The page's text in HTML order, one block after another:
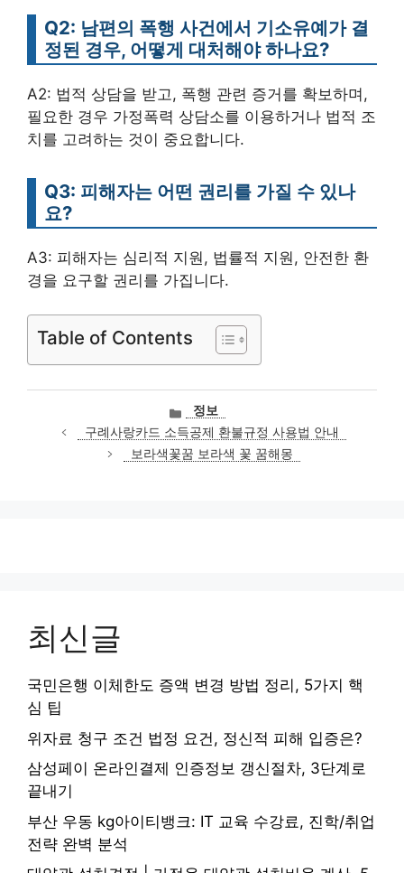
Q2: 남편의 폭행 사건에서 기소유예가 결
정된 경우, 어떻게 대처해야 하나요?
A2: 법적 상담을 받고, 폭행 관련 증거를 확보하며,
필요한 경우 가정폭력 상담소를 이용하거나 법적 조
치를 고려하는 것이 중요합니다.
Q3: 피해자는 어떤 권리를 가질 수 있나
요?
A3: 피해자는 심리적 지원, 법률적 지원, 안전한 환
경을 요구할 권리를 가집니다.
Table of Contents
카
테
고
리
정보
구례사랑카드 소득공제 환불규정 사용법 안내
보라색꽃꿈 보라색 꽃 꿈해몽
최신글
국민은행 이체한도 증액 변경 방법 정리, 5가지 핵
심 팁
위자료 청구 조건 법정 요건, 정신적 피해 입증은?
삼성페이 온라인결제 인증정보 갱신절차, 3단계로
끝내기
부산 우동 kg아이티뱅크: IT 교육 수강료, 진학/취업
전략 완벽 분석